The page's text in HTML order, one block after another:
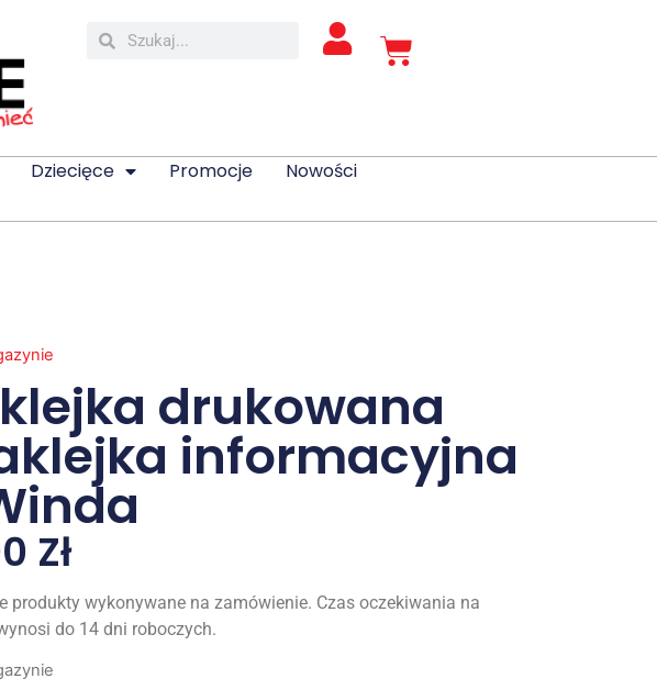
Dziecięce Promocje Nowości
drukowana
informacyjna
Zł
produkty wykonywane na zamówienie. Czas oczekiwania na
do 14 dni roboczych.